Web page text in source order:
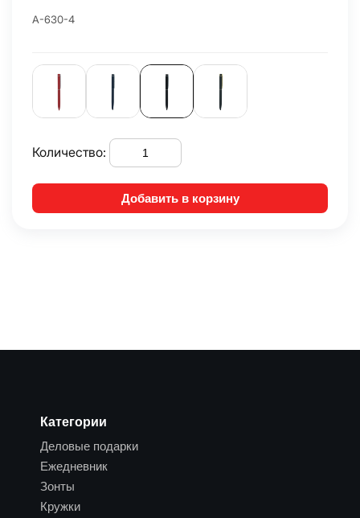
A-630-4
Количество:
Добавить в корзину
Категории
Деловые подарки
Ежедневник
Зонты
Кружки